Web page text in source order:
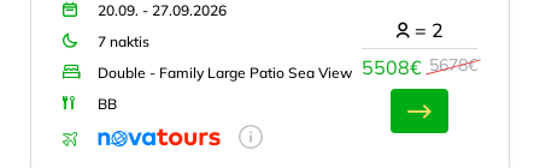
20.09. - 27.09.2026
7 naktis
Double - Family Large Patio Sea View
BB
5508€ 5678€
= 2